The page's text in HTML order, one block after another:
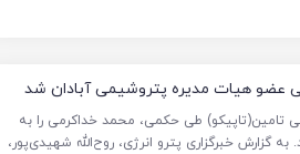
عضو هیات مدیره پتروشیمی آبادان شد
تامین(تاپیکو) طی حکمی، محمد خداکرمی را به
خبرگزاری پترو انرژی، روح‌الله شهیدی‌پور،